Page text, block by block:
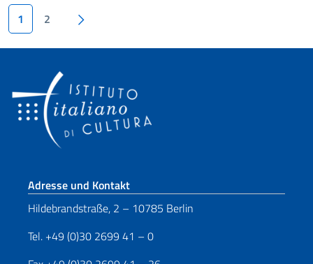
Seitennummerierung
1 2
Fußbereich
Adresse und Kontakt
Hildebrandstraße, 2 – 10785 Berlin
Tel. +49 (0)30 2699 41 – 0